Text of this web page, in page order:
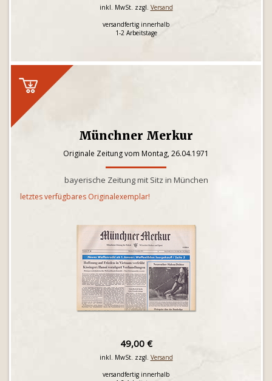
inkl. MwSt. zzgl. Versand
versandfertig innerhalb
1-2 Arbeitstage
Münchner Merkur
Originale Zeitung vom Montag, 26.04.1971
bayerische Zeitung mit Sitz in München
letztes verfügbares Originalexemplar!
49,00 €
inkl. MwSt. zzgl. Versand
versandfertig innerhalb